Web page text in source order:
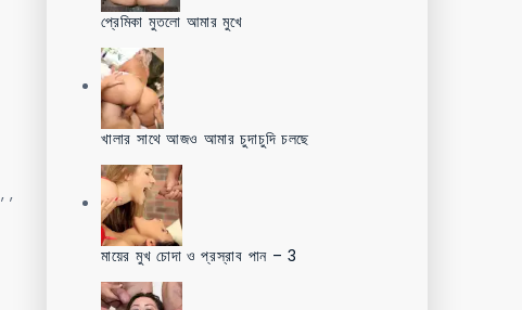
,,
প্রেমিকা মুতলো আমার মুখে
খালার সাথে আজও আমার চুদাচুদি চলছে
মায়ের মুখ চোদা ও প্রস্রাব পান – 3